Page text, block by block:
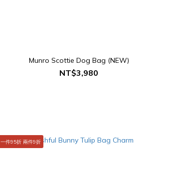
Munro Scottie Dog Bag (NEW)
NT$3,980
一件95折 兩件9折